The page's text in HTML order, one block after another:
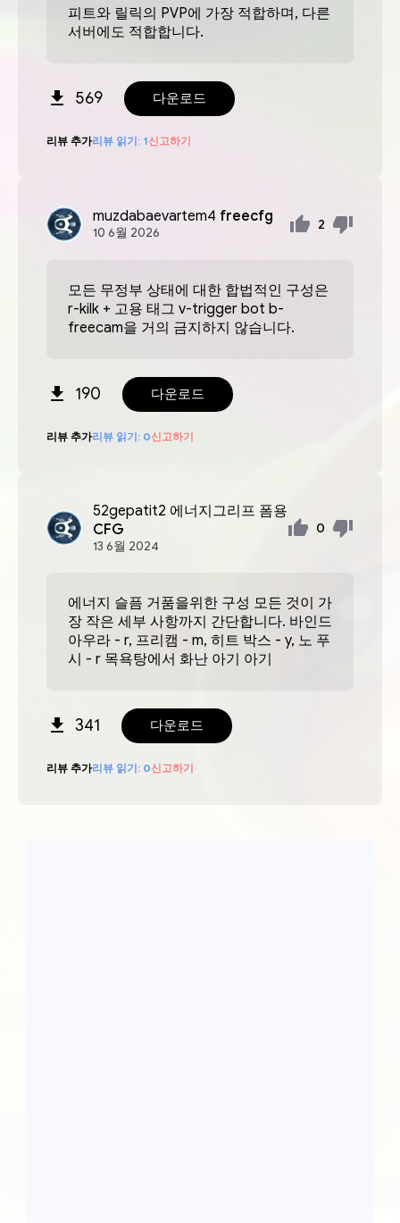
피트와 릴릭의 PVP에 가장 적합하며, 다른
서버에도 적합합니다.
569 다운로드
리뷰 추가리뷰 읽기: 1신고하기
muzdabaevartem4 freecfg
10 6월 2026
2
모든 무정부 상태에 대한 합법적인 구성은
r-kilk + 고용 태그 v-trigger bot b-
freecam을 거의 금지하지 않습니다.
190 다운로드
리뷰 추가리뷰 읽기: 0신고하기
52gepatit2 에너지그리프 폼용
CFG
13 6월 2024
0
에너지 슬픔 거품을위한 구성 모든 것이 가
장 작은 세부 사항까지 간단합니다. 바인드
아우라 - r, 프리캠 - m, 히트 박스 - y, 노 푸
시 - r 목욕탕에서 화난 아기 아기
341 다운로드
리뷰 추가리뷰 읽기: 0신고하기